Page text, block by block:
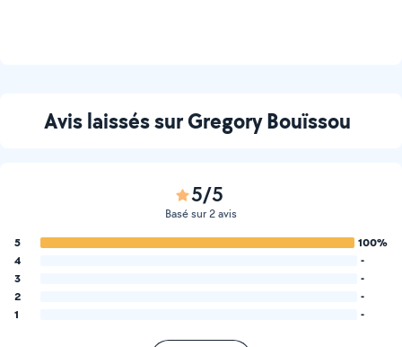
Avis laissés sur Gregory Bouïssou
5/5
Basé sur 2 avis
5
100%
4
-
3
-
2
-
1
-